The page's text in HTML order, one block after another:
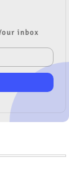
inbox